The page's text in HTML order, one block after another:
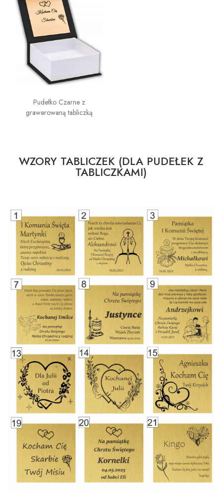
Pudełko Czarne z
grawerowaną tabliczką
WZORY TABLICZEK (DLA PUDEŁEK Z
TABLICZKAMI)